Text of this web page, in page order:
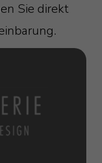
Sie direkt